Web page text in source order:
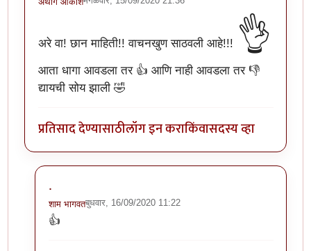
अरे वा! छान माहिती!! वाचनखुण साठवली आहे!!! 👌
आता धागा आवडला तर 👍 आणि नाही आवडला तर 👎
द्यायची सोय झाली 🤣
प्रतिसाद देण्यासाठीलॉग इन कराकिंवासदस्य व्हा
.
शाम भागवतबुधवार, 16/09/2020 11:22
In reply to
👍